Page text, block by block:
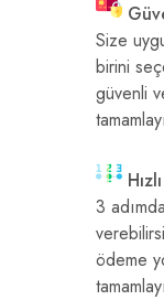
Size
birini
güvenli
3
ödeme